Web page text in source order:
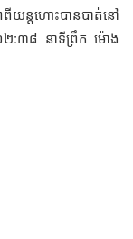
យន្តហោះបានបាត់នៅ
:៣៨ នាទីព្រឹក ម៉ោង